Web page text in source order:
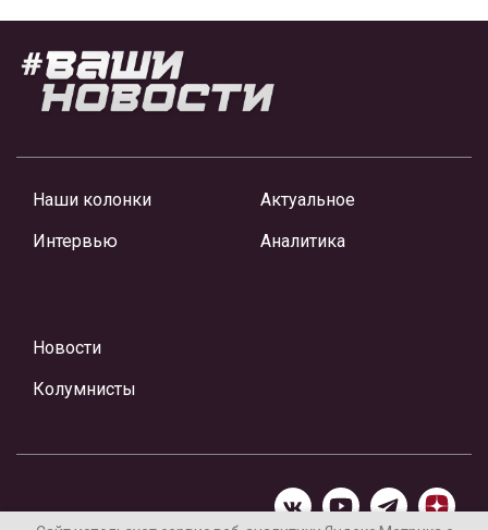
Наши колонки
Интервью
Актуальное
Аналитика
Новости
Колумнисты